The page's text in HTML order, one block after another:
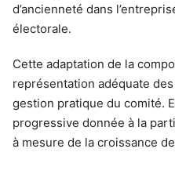
d’ancienneté dans
électorale.
Cette adaptation de la
représentation adéquate
gestion pratique du comité.
progressive donnée à la
à mesure de la croissance